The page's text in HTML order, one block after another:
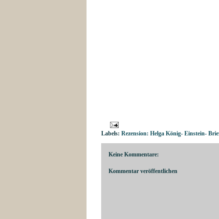
Labels: Rezension: Helga König- Einstein-
Keine Kommentare:
Kommentar veröffentlichen